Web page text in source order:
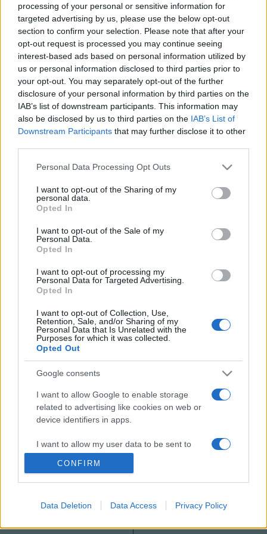
processing of your personal or sensitive information for
targeted advertising by us, please use the below opt-out
section to confirm your selection. Please note that after your
opt-out request is processed you may continue seeing
interest-based ads based on personal information utilized by
us or personal information disclosed to third parties prior to
your opt-out. You may separately opt-out of the further
disclosure of your personal information by third parties on the
IAB’s list of downstream participants. This information may
also be disclosed by us to third parties on the IAB’s List of
Downstream Participants that may further disclose it to other
Please note that this website/app uses one or more Google
not limited to your visit or usage behaviour. You may click to
grant or deny consent to Google and its third-party tags to
use your data for below specified purposes in below Google
consent section.
Personal Data Processing Opt Outs
I want to opt-out of the Sharing of my
personal data.
Opted In
I want to opt-out of the Sale of my
Personal Data.
Opted In
I want to opt-out of processing my
Personal Data for Targeted Advertising.
Opted In
I want to opt-out of Collection, Use,
Retention, Sale, and/or Sharing of my
Personal Data that Is Unrelated with the
Purposes for which it was collected.
Opted Out
Google consents
I want to allow Google to enable storage
related to advertising like cookies on web or
device identifiers in apps.
I want to allow my user data to be sent to
Google for online advertising purposes.
I want to allow Google to send me
related to analytics like cookies on web or
CONFIRM
Data Deletion Data Access Privacy Policy
államrendszerek kialakulását, illetve továbbélését, és a saját
- az illető népek akaratától, hagyományaitól, nemzeti
sajátosságaitól idegen - rendszerüket kényszerítették rájuk.
A terrorperek, a gulágok, a szellemi és anyagi elnyomás
alanyaivá változtatták őket. Az 1940-es évek végétől
Európa és a világ kettészakadt, és egy választóvonal zárta
el egymástól a keleti és a nyugati világot. Féktelen
fegyverkezési verseny indult el. Enyhülést csak 1956
februárjában a szovjet kommunista párt XX. kongresszusa
hozott, amikor Hruscsov leleplezte Sztálint. Ez azonban
újra a hidegháború szelei kezdtek fújdogálni. A igazi áttörés
az 1970-es években kezdődött, amikor a politikai
konfrontációt fokozatosan felváltotta a tárgyalások, a
konszenzuskeresés időszaka. Az enyhülési folyamat
Európai Biztonsági és Együttműködési Értekezlet volt.